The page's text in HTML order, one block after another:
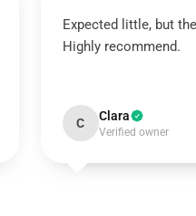
Expected little, but
Highly recommend.
C Clara
Verified owner